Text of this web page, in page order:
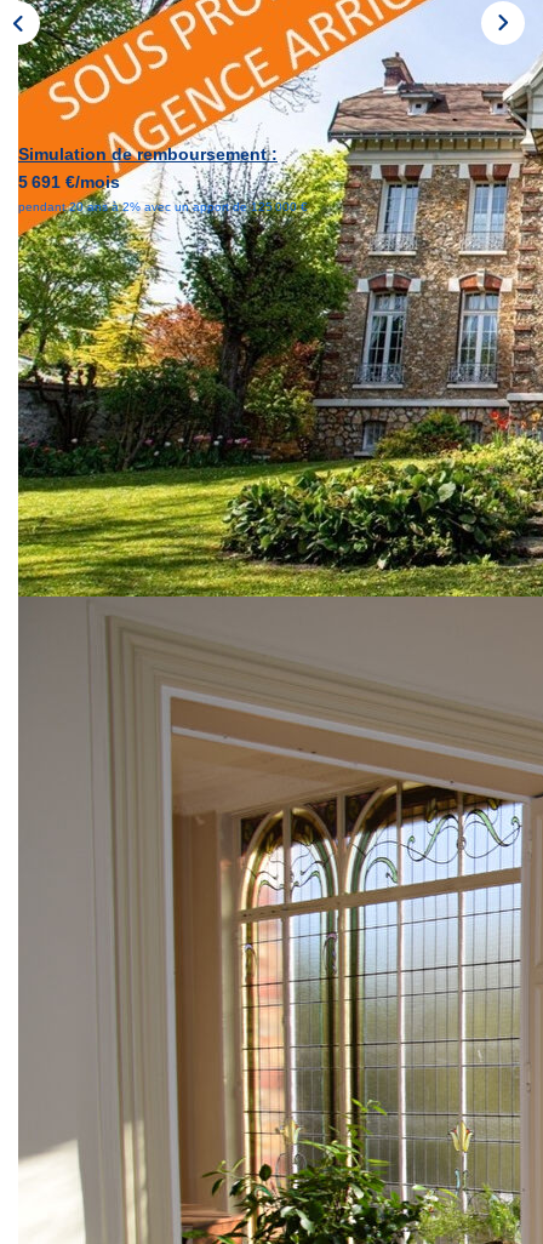
GESTION
Simulation de remboursement :
5 691 €/mois
pendant 20 ans à 2% avec un apport de 125 000 €
Description
Réf : 2131
SOUS PROMESSE - l'agence ARRIO vous propose une
superbe propriété à proximité à pied du centre, de la gare,
des commerces et des écoles. Très authentique avec son
architecture et ses matériaux d'époque : parquets chêne,
carrelages ciment peint, plafonds à caissons, hauteurs
sous plafonds, cheminées. Elle comprend en rdc: entrée,
séjour, salle à manger, magnifique jardin d'hiver avec
vitraux Art Nouveau classés. Au 1er étage: 3 chambres
dont une suite parentale, salle de bains, wc. Au 2ème
étage: 3 chambres, salle de douche, wc. En rez de jardin,
salle de tv, salle de jeux, buanderie, atelier et chaufferie.
Magnifique jardin clos de 1269m² avec sa "folie orientale" à
€1 230 000 hors honoraires|
Honoraires : 1.63% TTC à la charge de l'acquéreur
Nous contacter
Diagnostics énergétiques
Logement à consommation énergétique excessive. : classe
G. Montant estimé des dépenses annuelles d'énergie pour